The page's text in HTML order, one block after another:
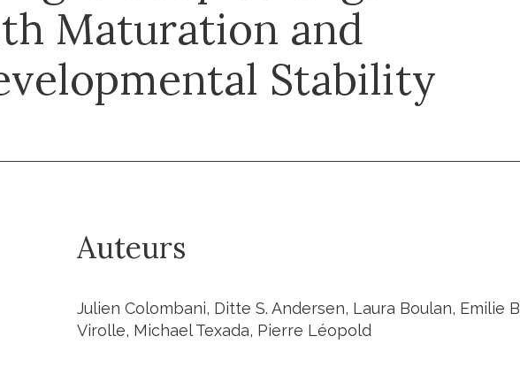
Maturation and
Stability
Auteurs
Julien Colombani, Ditte S. Andersen, Laura Boulan, Emilie
Virolle, Michael Texada, Pierre Léopold